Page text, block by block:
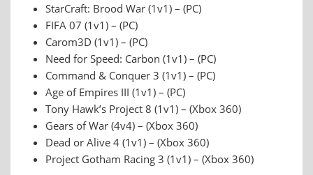
StarCraft: Brood War (1v1) – (PC)
FIFA 07 (1v1) – (PC)
Carom3D (1v1) – (PC)
Need for Speed: Carbon (1v1) – (PC)
Command & Conquer 3 (1v1) – (PC)
Age of Empires III (1v1) – (PC)
Tony Hawk’s Project 8 (1v1) – (Xbox 360)
Gears of War (4v4) – (Xbox 360)
Dead or Alive 4 (1v1) – (Xbox 360)
Project Gotham Racing 3 (1v1) – (Xbox 360)